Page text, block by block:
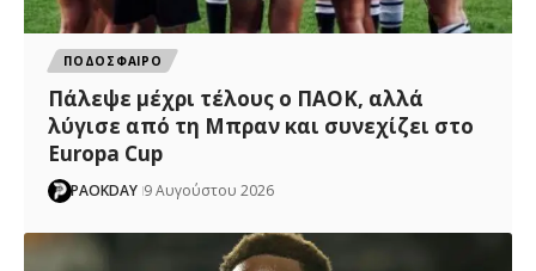
ΠΟΔΟΣΦΑΙΡΟ
Πάλεψε μέχρι τέλους ο ΠΑΟΚ, αλλά
λύγισε από τη Μπραν και συνεχίζει στο
Europa Cup
PAOKDAY 9 Αυγούστου 2026